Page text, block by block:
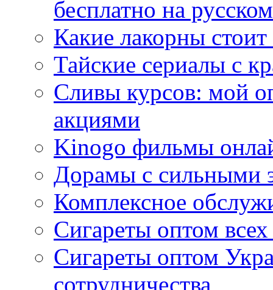
бесплатно на
Какие лакорны
Тайские сериалы с
Сливы курсов: мой
акциями
Kinogo фильмы
Дорамы с сильными
Комплексное
Сигареты оптом
Сигареты оптом
сотрудничества